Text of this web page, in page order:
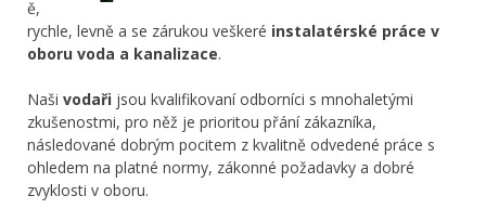
ě,
rychle, levně a se zárukou veškeré instalatérské práce v
oboru voda a kanalizace.
Naši vodaři jsou kvalifikovaní odborníci s mnohaletými
zkušenostmi, pro něž je prioritou přání zákazníka,
následované dobrým pocitem z kvalitně odvedené práce s
ohledem na platné normy, zákonné požadavky a dobré
zvyklosti v oboru.